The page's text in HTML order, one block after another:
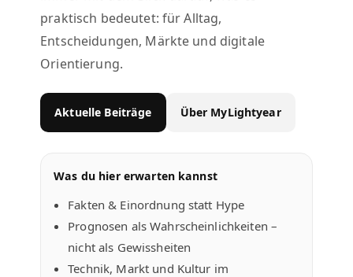
praktisch bedeutet: für Alltag,
Entscheidungen, Märkte und digitale
Orientierung.
Aktuelle Beiträge Über MyLightyear
Was du hier erwarten kannst
Fakten & Einordnung statt Hype
Prognosen als Wahrscheinlichkeiten –
nicht als Gewissheiten
Technik, Markt und Kultur im